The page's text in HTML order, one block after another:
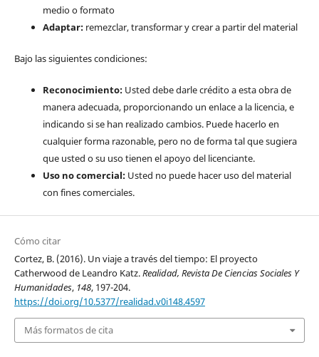
medio o formato
Adaptar:remezclar, transformar y crear a partir del material
Bajo las siguientes condiciones:
Reconocimiento:Usted debe darle crédito a esta obra de
manera adecuada, proporcionando un enlace a la licencia, e
indicando si se han realizado cambios. Puede hacerlo en
cualquier forma razonable, pero no de forma tal que sugiera
que usted o su uso tienen el apoyo del licenciante.
Uso no comercial:Usted no puede hacer uso del material
con fines comerciales.
Cómo citar
Cortez, B. (2016). Un viaje a través del tiempo: El proyecto
Catherwood de Leandro Katz.Realidad, Revista De Ciencias Sociales Y
Humanidades, 148, 197-204.
https://doi.org/10.5377/realidad.v0i148.4597
Más formatos de cita